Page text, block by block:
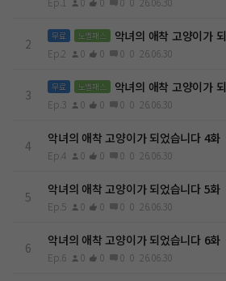
2
무료 노벨패스 악녀의 애착 고양이가
Ep.2 0 0 0 0 26.06.30
3
무료 노벨패스 악녀의 애착 고양이가
Ep.3 0 0 0 0 26.06.30
4 악녀의 애착 고양이가 되었습니다 4화
Ep.4 0 0 0 0 26.06.30
5 악녀의 애착 고양이가 되었습니다 5화
Ep.5 0 0 0 0 26.06.30
6 악녀의 애착 고양이가 되었습니다 6화
Ep.6 0 0 0 0 26.06.30